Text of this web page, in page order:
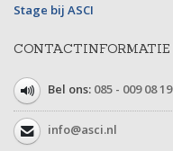
Stage bij ASCI
CONTACTINFORMATIE
Bel ons: 085 - 009 08 19
info@asci.nl